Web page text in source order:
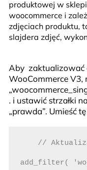
produktowej w
woocommerce i
zdjęciach produktu,
slajdera zdjęć,
Aby zaktualizować
WooCommerce V3,
. i ustawić strzałki
„prawda”. Umieść
//
add_filter(